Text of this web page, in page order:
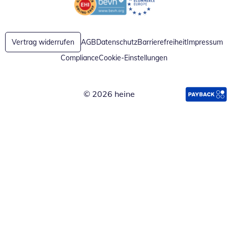
Öffnet in neuem FensterÖffnet in neuem Fenster
Vertrag widerrufen AGBDatenschutzBarrierefreiheitImpressum
ComplianceCookie-Einstellungen
© 2026 heine